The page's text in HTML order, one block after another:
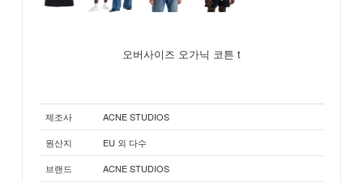
오버사이즈 오가닉 코튼 t
제조사
ACNE STUDIOS
원산지
EU 외 다수
브랜드
ACNE STUDIOS